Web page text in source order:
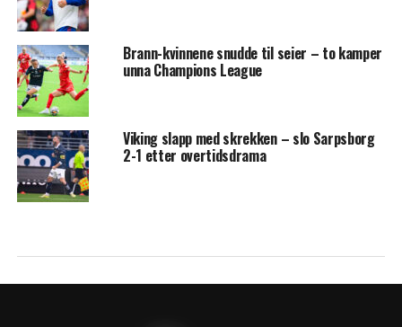
Brann-kvinnene snudde til seier – to kamper
unna Champions League
Viking slapp med skrekken – slo Sarpsborg
2-1 etter overtidsdrama